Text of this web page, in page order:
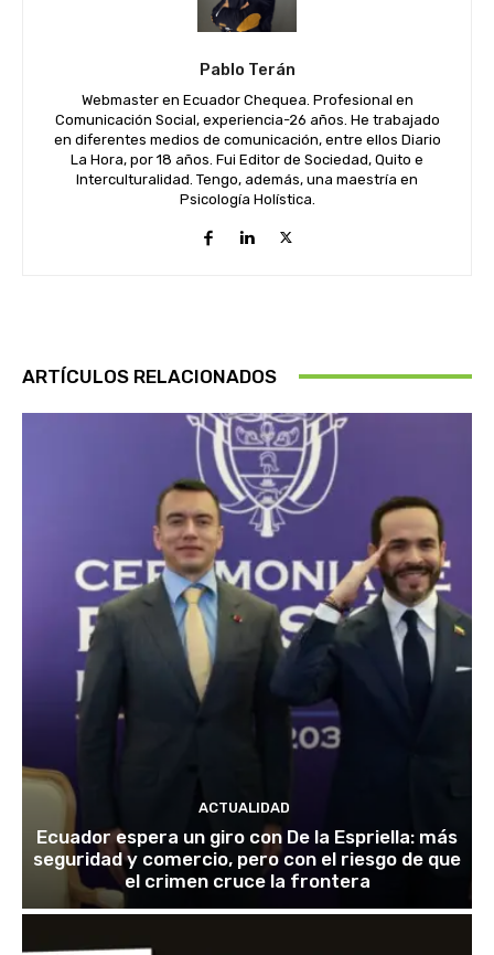
Pablo Terán
Webmaster en Ecuador Chequea. Profesional en
Comunicación Social, experiencia-26 años. He trabajado
en diferentes medios de comunicación, entre ellos Diario
La Hora, por 18 años. Fui Editor de Sociedad, Quito e
Interculturalidad. Tengo, además, una maestría en
Psicología Holística.
ARTÍCULOS RELACIONADOS
ACTUALIDAD
Ecuador espera un giro con De la Espriella: más
seguridad y comercio, pero con el riesgo de que
el crimen cruce la frontera